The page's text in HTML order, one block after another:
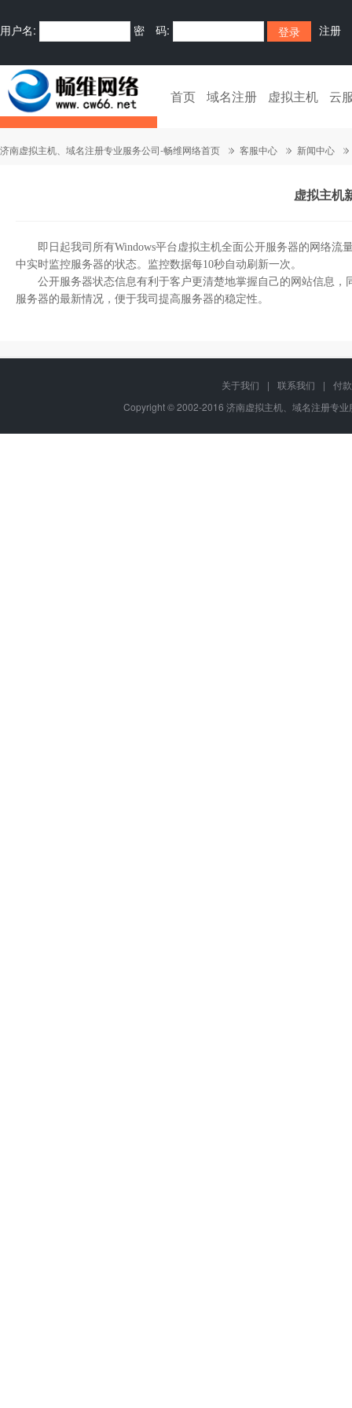
用户名: 密 码: 注册
首页 域名注册 虚拟主机 云
济南虚拟主机、域名注册专业服务公司-畅维网络首页 客服中心 新闻中心
虚拟主机
即日起我司所有Windows平台虚拟主机全面公开服务器的网络流
中实时监控服务器的状态。监控数据每10秒自动刷新一次。
公开服务器状态信息有利于客户更清楚地掌握自己的网站信息，
服务器的最新情况，便于我司提高服务器的稳定性。
关于我们 | 联系我们 |
付
Copyright © 2002-2016 济南虚拟主机、域名注册专